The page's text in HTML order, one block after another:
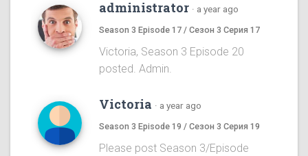
administrator · a year ago
Season 3 Episode 17 / Сезон 3 Серия 17
Victoria, Season 3 Episode 20
posted. Admin.
Victoria · a year ago
Season 3 Episode 19 / Сезон 3 Серия 19
Please post Season 3/Episode